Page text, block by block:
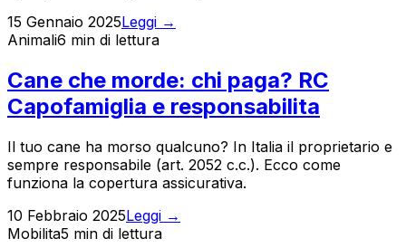
15 Gennaio 2025Leggi →
Animali6 min di lettura
Cane che morde: chi paga? RC
Capofamiglia e responsabilita
Il tuo cane ha morso qualcuno? In Italia il proprietario e
sempre responsabile (art. 2052 c.c.). Ecco come
funziona la copertura assicurativa.
10 Febbraio 2025Leggi →
Mobilita5 min di lettura